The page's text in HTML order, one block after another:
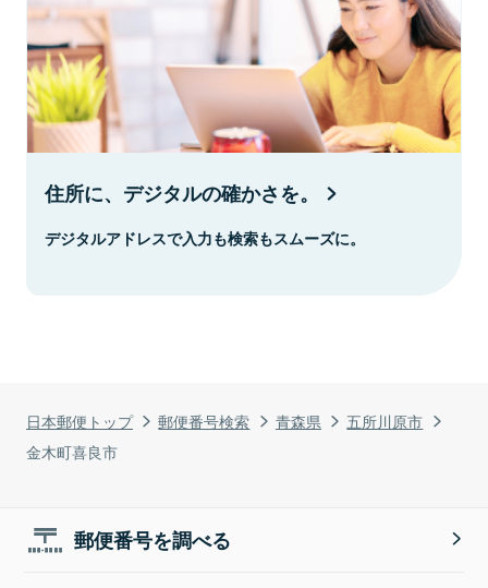
日本郵便トップ 郵便番号検索 青森県
五所川原市
金木町喜良市
住所に、デジタルの確かさを。
デジタルアドレスで入力も検索もスムーズに。
郵便番号を調べる